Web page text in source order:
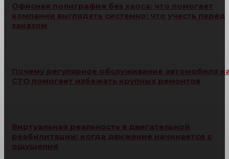
Офисная полиграфия без хаоса: что помогает
компании выглядеть системно: что учесть перед
заказом
Почему регулярное обслуживание автомобиля
СТО помогает избежать крупных ремонтов
Виртуальная реальность в двигательной
реабилитации: когда движение начинается с
ощущения